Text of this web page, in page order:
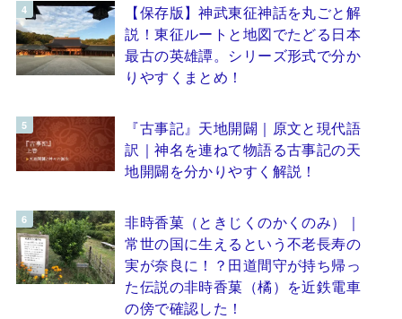
【保存版】神武東征神話を丸ごと解
説！東征ルートと地図でたどる日本
最古の英雄譚。シリーズ形式で分か
りやすくまとめ！
『古事記』天地開闢｜原文と現代語
訳｜神名を連ねて物語る古事記の天
地開闢を分かりやすく解説！
非時香菓（ときじくのかくのみ）｜
常世の国に生えるという不老長寿の
実が奈良に！？田道間守が持ち帰っ
た伝説の非時香菓（橘）を近鉄電車
の傍で確認した！